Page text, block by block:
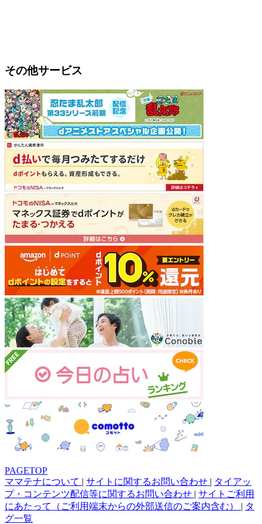
その他サービス
PAGETOP
ママテナについて | サイトに関するお問い合わせ | タイアッ
プ・コンテンツ配信等に関するお問い合わせ | サイトご利用
にあたって（ご利用端末からの外部送信のご案内含む） | タ
グ一覧